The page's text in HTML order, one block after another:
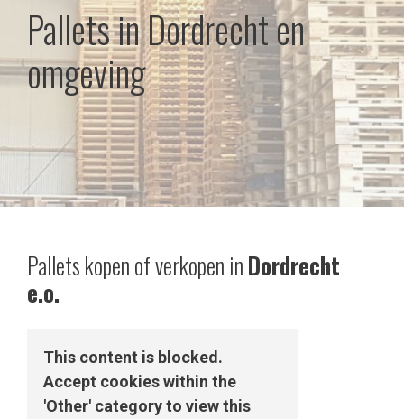
Pallets in Dordrecht en
omgeving
Pallets kopen of verkopen inDordrecht
e.o.
This content is blocked.
Accept cookies within the
'Other' category to view this